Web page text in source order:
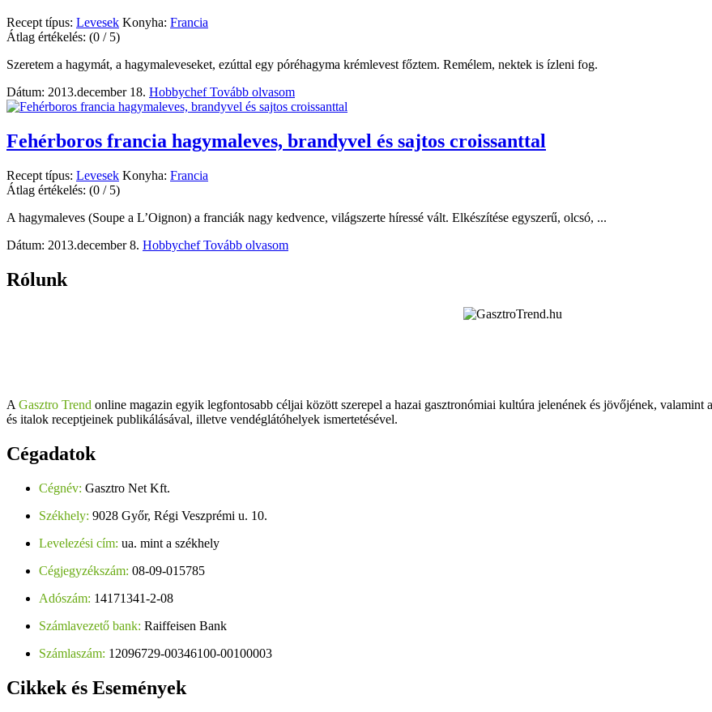
Recept típus: Levesek Konyha: Francia
Átlag értékelés: (0 / 5)
Szeretem a hagymát, a hagymaleveseket, ezúttal egy póréhagyma krémlevest főztem. Remélem, nektek is ízleni fog.
Dátum: 2013.december 18. HobbychefTovább olvasom
Fehérboros francia hagymaleves, brandyvel és sajtos croissanttal
Recept típus: Levesek Konyha: Francia
Átlag értékelés: (0 / 5)
A hagymaleves (Soupe a L’Oignon) a franciák nagy kedvence, világszerte híressé vált. Elkészítése egyszerű, olcsó, ...
Dátum: 2013.december 8. HobbychefTovább olvasom
Rólunk
A Gasztro Trend online magazin egyik legfontosabb céljai között szerepel a hazai gasztronómiai kultúra jelenének és jövőjének,
és italok receptjeinek publikálásával, illetve vendéglátóhelyek ismertetésével.
Cégadatok
Cégnév: Gasztro Net Kft.
Székhely: 9028 Győr, Régi Veszprémi u. 10.
Levelezési cím: ua. mint a székhely
Cégjegyzékszám: 08-09-015785
Adószám: 14171341-2-08
Számlavezető bank: Raiffeisen Bank
Számlaszám: 12096729-00346100-00100003
Cikkek és Események